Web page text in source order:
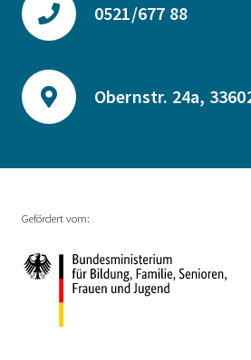
0521/677 88
Obernstr. 24a,
Gefördert vom: